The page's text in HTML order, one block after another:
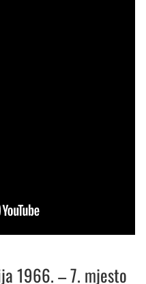
1966. – 7. mjesto